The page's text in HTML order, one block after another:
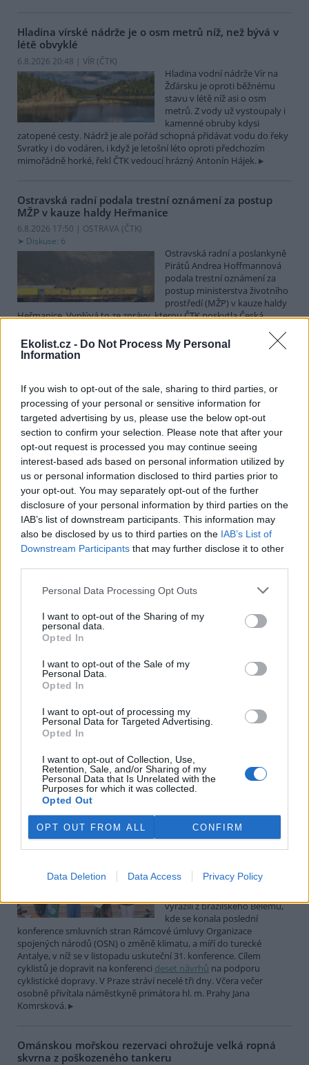
Ekolist.cz - Do Not Process My Personal
Information
If you wish to opt-out of the sale, sharing to third parties, or
processing of your personal or sensitive information for
targeted advertising by us, please use the below opt-out
section to confirm your selection. Please note that after your
opt-out request is processed you may continue seeing
interest-based ads based on personal information utilized by
us or personal information disclosed to third parties prior to
your opt-out. You may separately opt-out of the further
disclosure of your personal information by third parties on the
IAB’s list of downstream participants. This information may
also be disclosed by us to third parties on the IAB’s List of
Downstream Participants that may further disclose it to other
Personal Data Processing Opt Outs
I want to opt-out of the Sharing of my
personal data.
Opted In
I want to opt-out of the Sale of my
Personal Data.
Opted In
I want to opt-out of processing my
Personal Data for Targeted Advertising.
Opted In
I want to opt-out of Collection, Use,
Retention, Sale, and/or Sharing of my
Personal Data that Is Unrelated with the
Purposes for which it was collected.
Opted Out
OPT OUT FROM ALL CONFIRM
Data Deletion Data Access Privacy Policy
Hladina vírské nádrže je o osm metrů níž, než bývá v
létě obvyklé
6.8.2026 20:48 | VÍR (ČTK)
Hladina vodní nádrže Vír na
Žďársku je oproti běžnému
stavu v létě níž asi o osm
metrů. Z vody už vystoupaly i
kamenné obruby kdysi
zatopené cesty. Nádrž je ale pořád schopná přidávat vodu do řeky
Svratky i do vodáren, i když je letošní léto oproti předchozím
mimořádně horké, řekl ČTK vedoucí hrázný Antonín Hájek.
Ostravská radní podala trestní oznámení za postup
MŽP v kauze haldy Heřmanice
6.8.2026 17:50 | OSTRAVA (ČTK)
Diskuse: 6
Ostravská radní a poslankyně
Pirátů Andrea Hoffmannová
podala trestní oznámení za
postup ministerstva životního
prostředí (MŽP) v kauze haldy
Heřmanice. Vyplývá to ze zprávy, kterou ČTK poskytla Česká
případu České inspekci životního prostředí (ČIŽP) a zastavení řízení.
Hoffmannová ČTK sdělila, že trestní oznámení podala proti dosud
zjištěna prověřováním. Stanovisko MŽP a ČIŽP ČTK shání.
Ředitelé odborů i mluvčí se z ČIŽP rozhodli odejít z
vlastní vůle, řekl Straka
6.8.2026 15:22 (ČTK)
Ředitel odboru vnitřních
služeb Matěj Mrlina, vedoucí
služebního úřadu Oldřich
Jarolím a tisková mluvčí Miriam
Loužecká končí na České
inspekci životního prostředí (ČIŽP) z vlastní iniciativy. Na dotaz ČTK
to napsal nový ředitel inspekce Pavel Straka (za Motoristy). O jejich
plánovaných odchodechinformovalyv pondělí Seznam Zprávy.
Veterináři v horku ošetřují více zvířat, ohrožení jsou psi
se zploštělým čumákem
Veterináři v současných
vedrech ošetřují více zvířat.
krátkou lebkou a zploštělým
čumákem, jako jsou například mopsi nebo buldočci, starší jedinci a
zvířata se srdečním onemocněním. Jejich majitelé pro ně
dehydrataci nebo kolapsu. ČTK to sdělila viceprezidentka Komory
veterinárních lékařů ČR Kateřina Valdhans.
Do Prahy dorazili jezdci cyklistické štafety, míří na
konferenci o klimatu
Do Prahy dnes dorazili jezdci
mezinárodní cyklistické štafety
vyrazili z brazilského Belému,
kde se konala poslední
konference smluvních stran Rámcové úmluvy Organizace
spojených národů (OSN) o změně klimatu, a míří do turecké
Antalye, v níž se v listopadu uskuteční 31. konference. Cílem
cyklistů je dopravit na konferenci deset návrhů na podporu
cyklistické dopravy. V Praze stráví necelé tři dny. Včera večer
osobně přivítala náměstkyně primátora hl. m. Prahy Jana
Komrsková.
Ománskou mořskou rezervaci ohrožuje velká ropná
skvrna z poškozeného tankeru